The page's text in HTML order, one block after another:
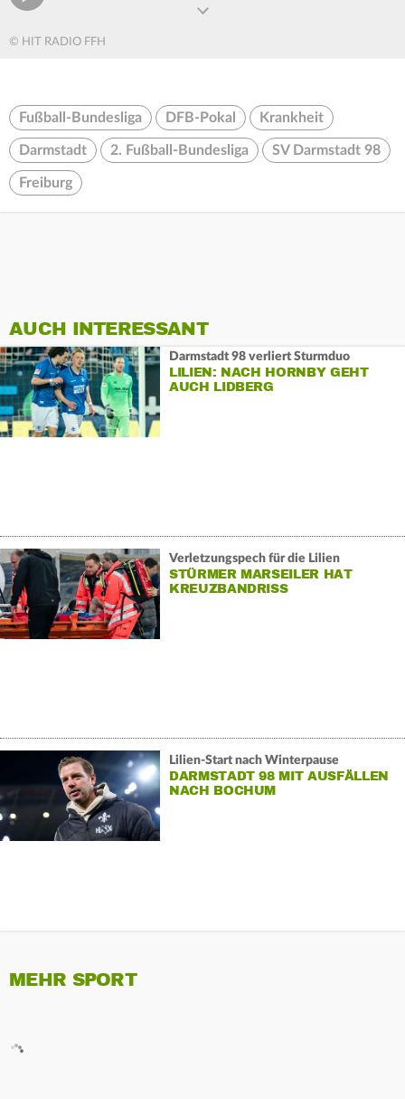
© HIT RADIO FFH
Fußball-Bundesliga DFB-Pokal Krankheit
Darmstadt 2. Fußball-Bundesliga SV Darmstadt 98
Freiburg
AUCH INTERESSANT
Darmstadt 98 verliert Sturmduo
LILIEN: NACH HORNBY GEHT
AUCH LIDBERG
Verletzungspech für die Lilien
STÜRMER MARSEILER HAT
KREUZBANDRISS
Lilien-Start nach Winterpause
DARMSTADT 98 MIT AUSFÄLLEN
NACH BOCHUM
MEHR SPORT